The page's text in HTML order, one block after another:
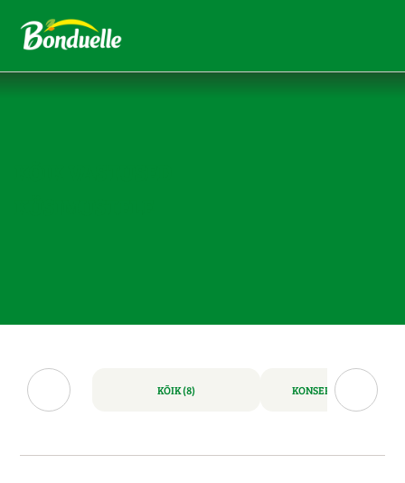
KÕIK (8) KONSERVEERITUD (4)